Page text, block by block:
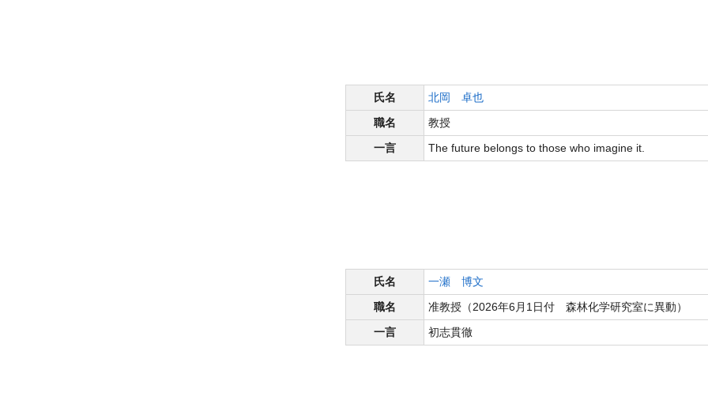
氏名
北岡 卓也
職名
教授
一言
The future belongs to those who imagine it.
氏名
一瀬 博文
職名
准教授（2026年6月1日付 森林化学研究室に異動）
一言
初志貫徹